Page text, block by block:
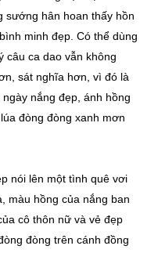
sướng hân hoan thấy hồn
minh đẹp. Có thể dùng
câu ca dao vẫn không
sát nghĩa hơn, vì đó là
nắng đẹp, ánh hồng
đòng đòng xanh mơn
nói lên một tình quê vơi
màu hồng của nắng ban
cô thôn nữ và vẻ đẹp
đòng trên cánh đồng